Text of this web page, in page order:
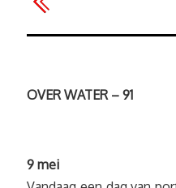
OVER WATER – 91
9 mei